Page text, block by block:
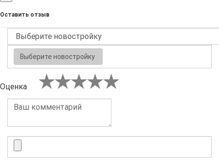
Оставить отзыв
Выберите новостройку
Оценка